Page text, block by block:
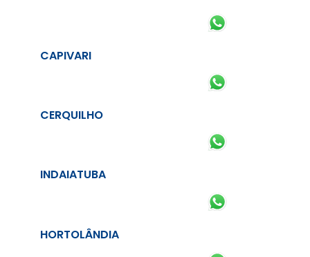
CAPIVARI
CERQUILHO
INDAIATUBA
HORTOLÂNDIA